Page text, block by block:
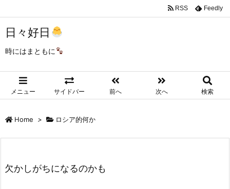
日々好日
時にはまともに
メニュー サイドバー 前へ 次へ 検索
RSS Feedly
Home > ロシア的何か
欠かしがちになるのかも